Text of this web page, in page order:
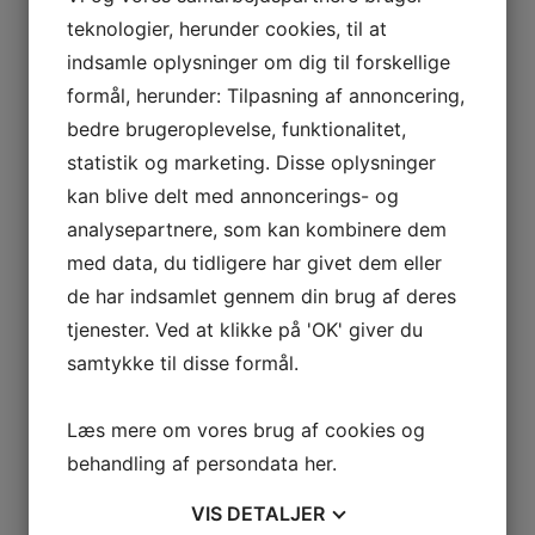
COVER BATTERY209,00kr. Original price was:
209,00 kr.. 179,00kr.Current price is: 179,00 kr..
Netpris
Husqvarna
Automower
Endurance knive
Automower Endurance knive: Takket være designet
med s
Pris fra: 189,00
Vælg muligheder
Netpris
teknologier, herunder cookies, til at
indsamle oplysninger om dig til forskellige
formål, herunder: Tilpasning af annoncering,
bedre brugeroplevelse, funktionalitet,
statistik og marketing. Disse oplysninger
kan blive delt med annoncerings- og
analysepartnere, som kan kombinere dem
med data, du tidligere har givet dem eller
de har indsamlet gennem din brug af deres
tjenester. Ved at klikke på 'OK' giver du
samtykke til disse formål.
Læs mere om vores brug af cookies og
behandling af persondata her.
VIS DETALJER